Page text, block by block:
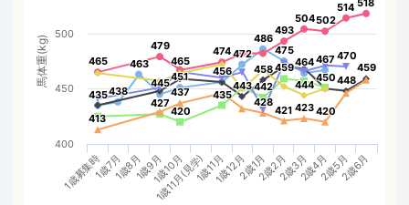
馬体重(kg)
435
435438
438
463
463
445
445451
451 456
456
472
472
486
486
475
475
464
464467
467
443
443
458
458
450
450448
448
459
459
427
427
420
420
435
435
442
442
459
459
413
413
437
437
428
428
421
421 423
423420
420
465
465 470
470
465
465
479
479 474
474
493
493
504
504502
502
514
514 518
518
444
444
1歳募集時1歳7月1歳8月1歳9月1歳10月
1歳11月(見学)1歳11月1歳12月2歳1月2歳2月2歳3月2歳4月2歳5月2歳6月
400
450
500